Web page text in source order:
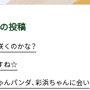
投稿
くのかな？
ね☆
んパンダ、彩浜ちゃんに会い